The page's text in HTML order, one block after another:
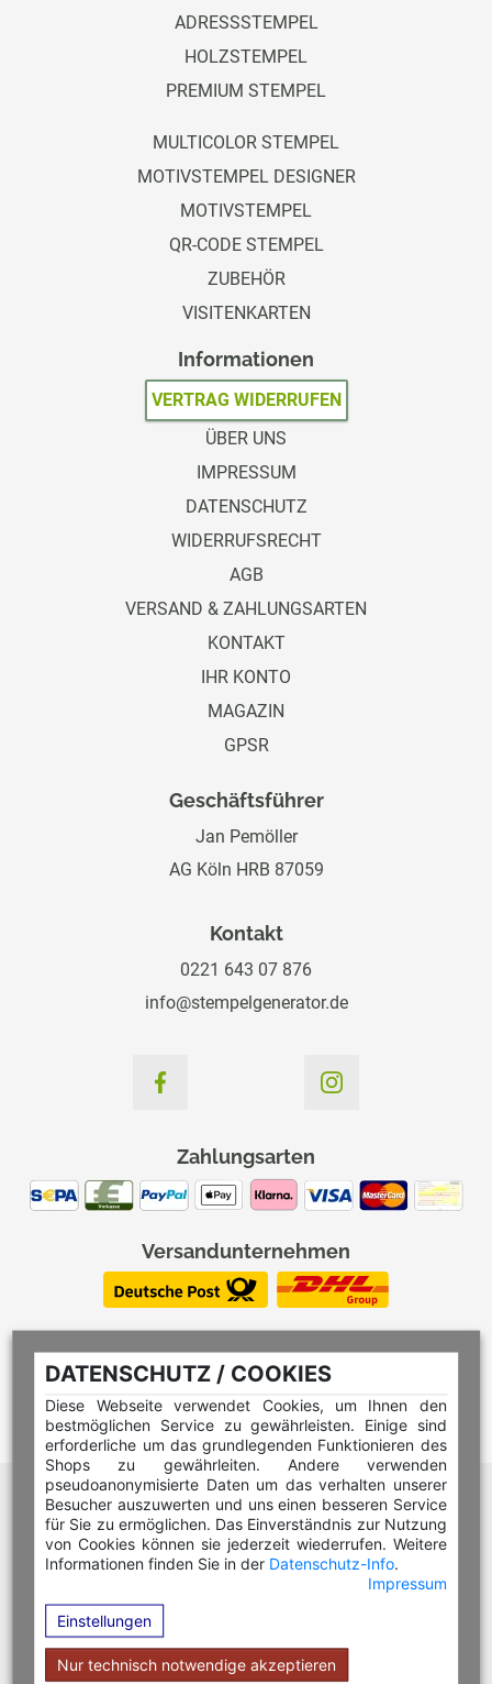
DATENSCHUTZ / COOKIES
Diese Webseite verwendet Cookies, um Ihnen den
bestmöglichen Service zu gewährleisten. Einige sind
erforderliche um das grundlegenden Funktionieren des
Shops zu gewährleiten. Andere verwenden
pseudoanonymisierte Daten um das verhalten unserer
Besucher auszuwerten und uns einen besseren Service
für Sie zu ermöglichen. Das Einverständnis zur Nutzung
von Cookies können sie jederzeit wiederrufen. Weitere
Informationen finden Sie in der Datenschutz-Info.
Impressum
Einstellungen
Nur technisch notwendige akzeptieren
ADRESSSTEMPEL
HOLZSTEMPEL
PREMIUM STEMPEL
MULTICOLOR STEMPEL
MOTIVSTEMPEL DESIGNER
MOTIVSTEMPEL
QR-CODE STEMPEL
ZUBEHÖR
VISITENKARTEN
Informationen
VERTRAG WIDERRUFEN
ÜBER UNS
IMPRESSUM
DATENSCHUTZ
WIDERRUFSRECHT
AGB
VERSAND & ZAHLUNGSARTEN
KONTAKT
IHR KONTO
MAGAZIN
GPSR
Geschäftsführer
Jan Pemöller
AG Köln HRB 87059
Kontakt
0221 643 07 876
info@stempelgenerator.de
Zahlungsarten
Versandunternehmen
Hilfe Editor
Hilfe Multicolorstempel
Hilfe Rundstempel
Hilfe Stempelkissen wechseln
Hilfe Stempelplatte wechseln